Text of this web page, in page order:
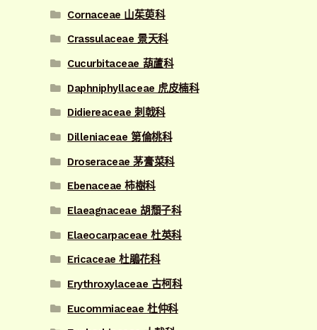
Cornaceae 山茱萸科
Crassulaceae 景天科
Cucurbitaceae 葫蘆科
Daphniphyllaceae 虎皮楠科
Didiereaceae 刺戟科
Dilleniaceae 第倫桃科
Droseraceae 茅膏菜科
Ebenaceae 柿樹科
Elaeagnaceae 胡頹子科
Elaeocarpaceae 杜英科
Ericaceae 杜鵑花科
Erythroxylaceae 古柯科
Eucommiaceae 杜仲科